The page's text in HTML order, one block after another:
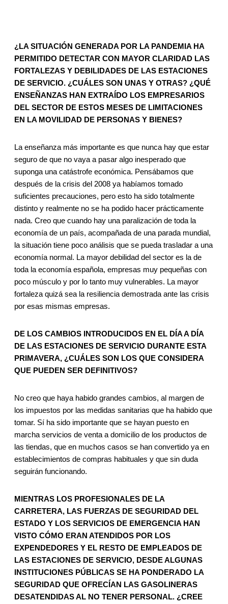
¿LA SITUACIÓN GENERADA POR LA PANDEMIA HA
PERMITIDO DETECTAR CON MAYOR CLARIDAD LAS
FORTALEZAS Y DEBILIDADES DE LAS ESTACIONES
DE SERVICIO. ¿CUÁLES SON UNAS Y OTRAS? ¿QUÉ
ENSEÑANZAS HAN EXTRAÍDO LOS EMPRESARIOS
DEL SECTOR DE ESTOS MESES DE LIMITACIONES
EN LA MOVILIDAD DE PERSONAS Y BIENES?
La enseñanza más importante es que nunca hay que estar
seguro de que no vaya a pasar algo inesperado que
suponga una catástrofe económica. Pensábamos que
después de la crisis del 2008 ya habíamos tomado
suficientes precauciones, pero esto ha sido totalmente
distinto y realmente no se ha podido hacer prácticamente
nada. Creo que cuando hay una paralización de toda la
economía de un país, acompañada de una parada mundial,
la situación tiene poco análisis que se pueda trasladar a una
economía normal. La mayor debilidad del sector es la de
toda la economía española, empresas muy pequeñas con
poco músculo y por lo tanto muy vulnerables. La mayor
fortaleza quizá sea la resiliencia demostrada ante las crisis
por esas mismas empresas.
DE LOS CAMBIOS INTRODUCIDOS EN EL DÍA A DÍA
DE LAS ESTACIONES DE SERVICIO DURANTE ESTA
PRIMAVERA, ¿CUÁLES SON LOS QUE CONSIDERA
QUE PUEDEN SER DEFINITIVOS?
No creo que haya habido grandes cambios, al margen de
los impuestos por las medidas sanitarias que ha habido que
tomar. Sí ha sido importante que se hayan puesto en
marcha servicios de venta a domicilio de los productos de
las tiendas, que en muchos casos se han convertido ya en
establecimientos de compras habituales y que sin duda
seguirán funcionando.
MIENTRAS LOS PROFESIONALES DE LA
CARRETERA, LAS FUERZAS DE SEGURIDAD DEL
ESTADO Y LOS SERVICIOS DE EMERGENCIA HAN
VISTO CÓMO ERAN ATENDIDOS POR LOS
EXPENDEDORES Y EL RESTO DE EMPLEADOS DE
LAS ESTACIONES DE SERVICIO, DESDE ALGUNAS
INSTITUCIONES PÚBLICAS SE HA PONDERADO LA
SEGURIDAD QUE OFRECÍAN LAS GASOLINERAS
DESATENDIDAS AL NO TENER PERSONAL. ¿CREE